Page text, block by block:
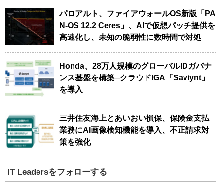
パロアルト、ファイアウォールOS新版「PA
N-OS 12.2 Ceres」、AIで仮想パッチ提供を
高速化し、未知の脆弱性に数時間で対処
Honda、28万人規模のグローバルIDガバナ
ンス基盤を構築─クラウドIGA「Saviynt」
を導入
三井住友海上とあいおい損保、保険金支払
業務にAI画像検知機能を導入、不正請求対
策を強化
IT Leadersをフォローする